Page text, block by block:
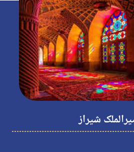
شیراز